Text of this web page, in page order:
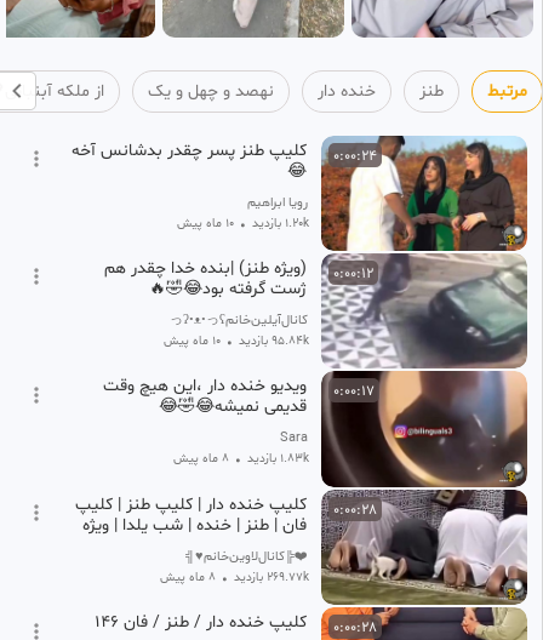
مرتبط طنز خنده دار نهصد و چهل و یک از ملکه
0:00:24
کلیپ طنز پسر چقدر بدشانس آخه
😂
رویا ابراهیم
1.20k بازدید • 10 ماه پیش
0:00:12
(ویژه طنز) |بنده خدا چقدر هم
ژست گرفته بود😂🤣🔥
کانال‌آیلین‌خانمʕっ•ᴥ•ʔっ⁩⁦
95.84k بازدید • 10 ماه پیش
0:00:17
ویدیو خنده دار ،این هیچ وقت
قدیمی نمیشه😂🤣😂
Sara
1.83k بازدید • 8 ماه پیش
0:00:28
کلیپ خنده دار | کلیپ طنز | کلیپ
فان | طنز | خنده | شب یلدا | ویژه
طنز ۱۴۰
❤️╠کانال‌لاوین‌خانم⁦♥╣
269.77k بازدید • 8 ماه پیش
0:00:28 کلیپ خنده دار / طنز / فان ۱۴۶